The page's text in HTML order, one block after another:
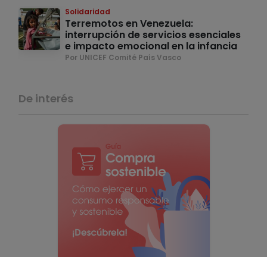
Solidaridad
Terremotos en Venezuela:
interrupción de servicios esenciales
e impacto emocional en la infancia
Por UNICEF Comité País Vasco
De interés